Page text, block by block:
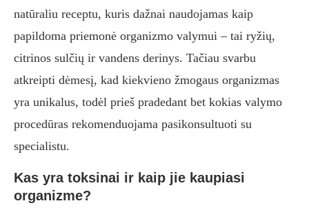
natūraliu receptu, kuris dažnai naudojamas kaip
papildoma priemonė organizmo valymui – tai ryžių,
citrinos sulčių ir vandens derinys. Tačiau svarbu
atkreipti dėmesį, kad kiekvieno žmogaus organizmas
yra unikalus, todėl prieš pradedant bet kokias valymo
procedūras rekomenduojama pasikonsultuoti su
specialistu.
Kas yra toksinai ir kaip jie kaupiasi
organizme?